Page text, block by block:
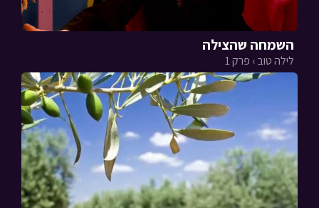
השמחה שהצילה
לילה טוב › פרק 1